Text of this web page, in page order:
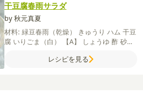
ま】トマト卵牛乳
子 塩粗びき黒こしょう
干豆腐春雨サラダ
by 秋元真夏
材料: 緑豆春雨（乾燥） きゅうり ハム 干豆
腐 いりごま（白） 【A】 しょうゆ 酢 砂糖
レシピを見る